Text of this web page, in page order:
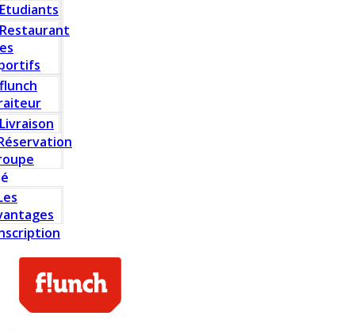
Etudiants
Restaurant
flunch
Livraison